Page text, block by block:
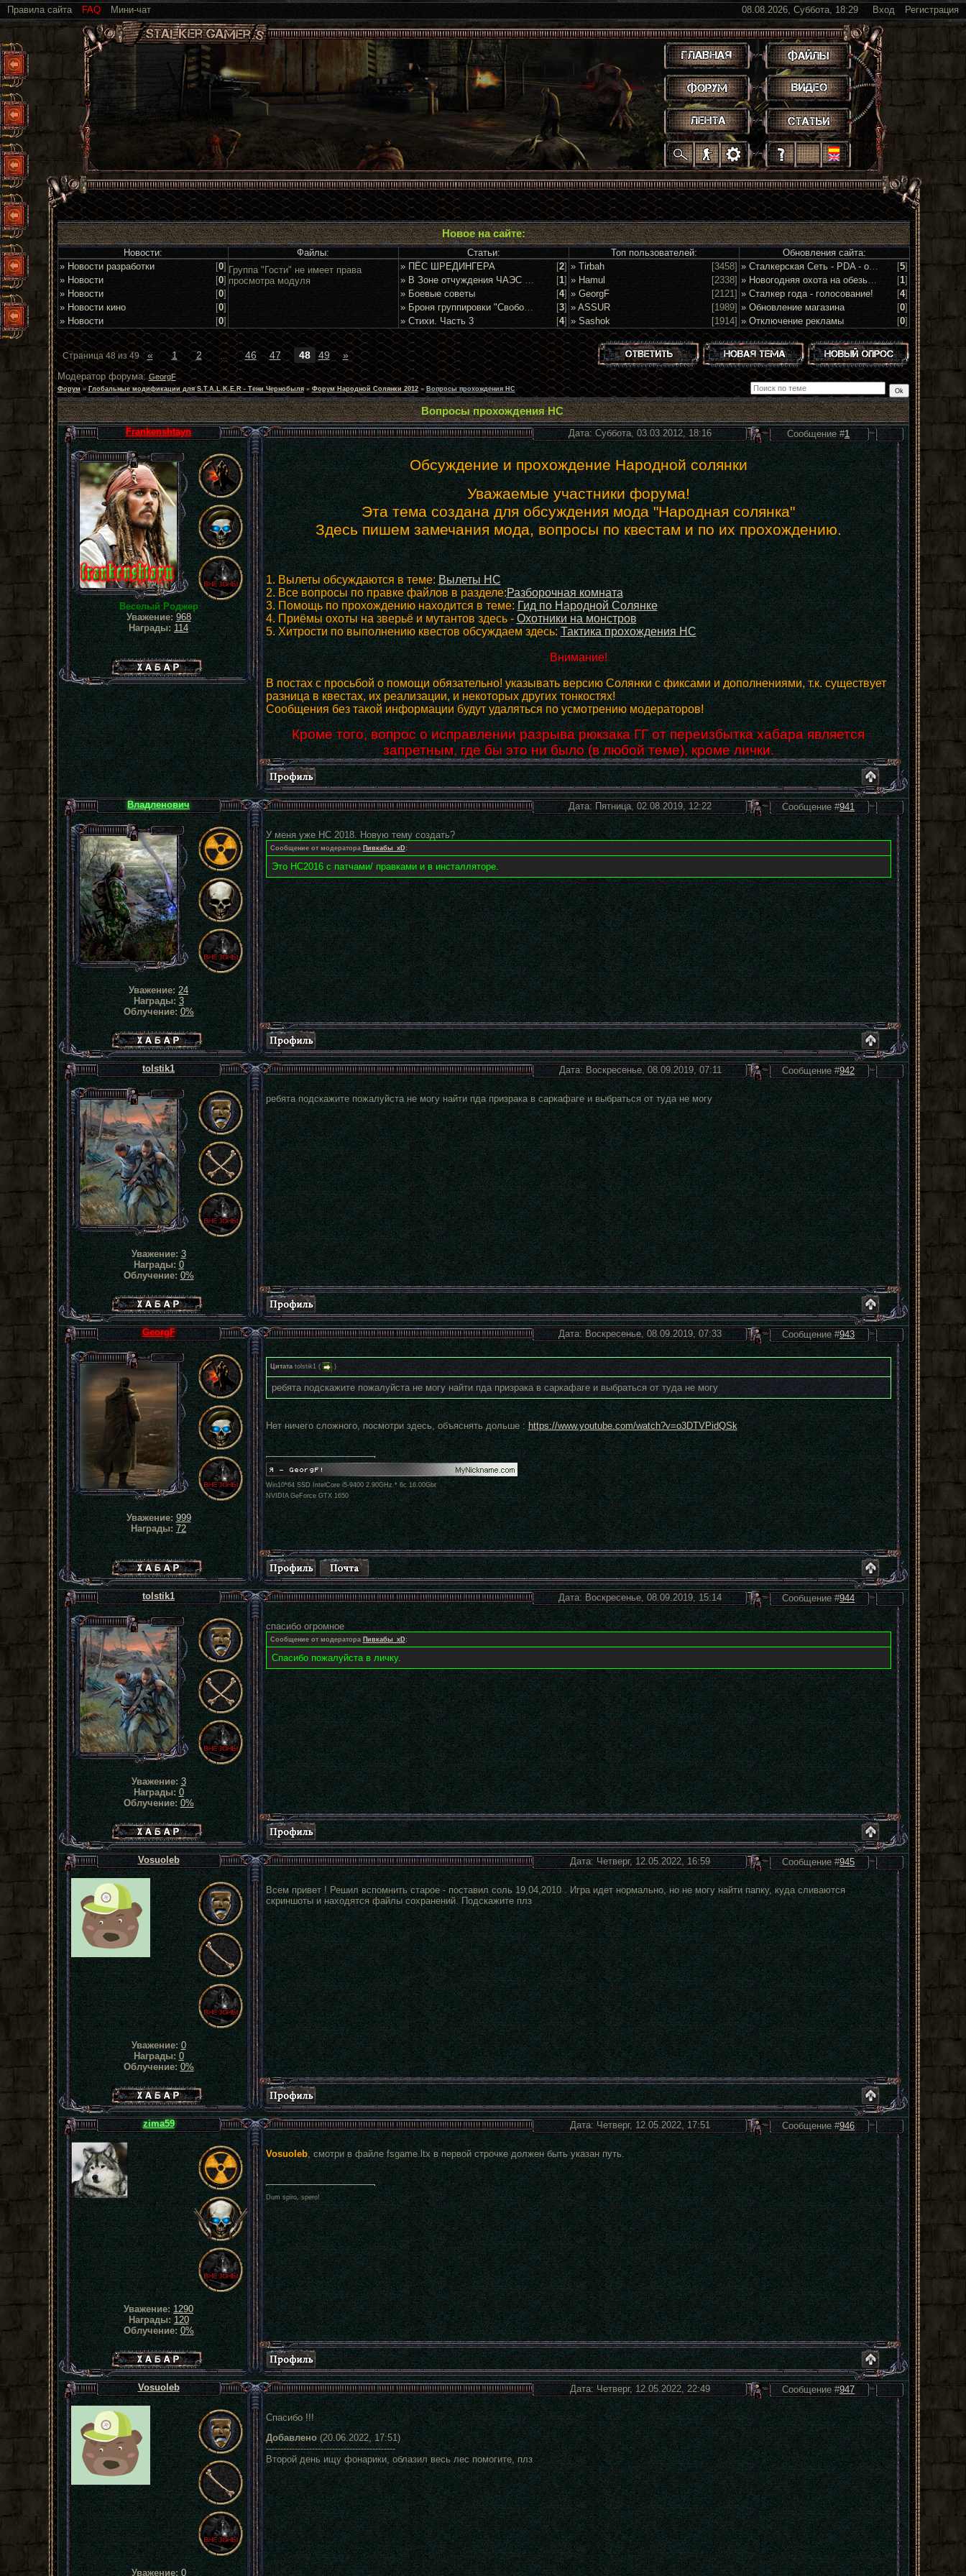
Правила сайта FAQ Мини-чат Вход Регистрация
08.08.2026, Суббота, 18:29
.
.
.
.
.
.
. . . . .
Новое на сайте:
Новости: Файлы: Статьи: Топ пользователей:
Обновления сайта:
» Новости разработки
[0]
» Новости
[0]
» Новости
[0]
» Новости кино
[0]
» Новости
[0]
Группа "Гости" не имеет права
просмотра модуля
» ПЁС ШРЕДИНГЕРА [2]
» В Зоне отчуждения ЧАЭС задержан очередной сталкер
[1]
» Боевые советы
[4]
» Броня группировки "Свобода"
[3]
» Стихи. Часть 3
[4]
» Tirbah
[3458]
» Hamul
[2338]
» GeorgF
[2121]
» ASSUR
[1989]
» Sashok
[1914]
» Сталкерская Сеть - PDA - обсуждение и предложения [5]
» Новогодняя охота на обезьян 2016!
[1]
» Сталкер года - голосование!
[4]
» Обновление магазина
[0]
» Отключение рекламы
[0]
Страница48 из49 « 1 2 … 46 47 48 49 »
Модератор форума:GeorgF
Форум » Глобальные модификации для S.T.A.L.K.E.R - Тени Чернобыля » Форум Народной Солянки 2012 » Вопросы прохождения НС
Вопросы прохождения НС
Дата: Суббота, 03.03.2012, 18:16 Сообщение #1
Обсуждение и прохождение Народной солянки
Уважаемые участники форума!
Эта тема создана для обсуждения мода "Народная солянка"
Здесь пишем замечания мода, вопросы по квестам и по их прохождению.
1. Вылеты обсуждаются в теме:Вылеты НС
2. Все вопросы по правке файлов в разделе:Разборочная комната
3. Помощь по прохождению находится в теме:Гид по Народной Солянке
4. Приёмы охоты на зверьё и мутантов здесь -Охотники на монстров
5. Хитрости по выполнению квестов обсуждаем здесь:Тактика прохождения НС
Внимание!
В постах с просьбой о помощи обязательно! указывать версию Солянки с фиксами и дополнениями, т.к. существует
разница в квестах, их реализации, и некоторых других тонкостях!
Сообщения без такой информации будут удаляться по усмотрению модераторов!
Кроме того, вопрос о исправлении разрыва рюкзака ГГ от переизбытка хабара является
запретным, где бы это ни было (в любой теме), кроме лички.
Frankenshtayn
Веселый Роджер
Уважение:968
Награды: 114
Хабар сталкера
Дата: Пятница, 02.08.2019, 12:22 Сообщение #941
У меня уже НС 2018. Новую тему создать?
Сообщение от модератора Пивкабы_xD :
Это НС2016 с патчами/ правками и в инсталляторе.
Владленович
Уважение: 24
Награды: 3
Облучение:0%
Хабар сталкера
Дата: Воскресенье, 08.09.2019, 07:11 Сообщение #942
ребята подскажите пожалуйста не могу найти пда призрака в саркафаге и выбраться от туда не могу
tolstik1
Уважение:3
Награды: 0
Облучение:0%
Хабар сталкера
Дата: Воскресенье, 08.09.2019, 07:33 Сообщение #943
Цитата tolstik1( )
ребята подскажите пожалуйста не могу найти пда призрака в саркафаге и выбраться от туда не могу
Нет ничего сложного, посмотри здесь, объяснять дольше :https://www.youtube.com/watch?v=o3DTVPidQSk
Win10*64 SSD IntelCore i5-9400 2.90GHz * 6c 16.00Gbt
NVIDIA GeForce GTX 1650
GeorgF
Уважение:999
Награды: 72
Хабар сталкера
Дата: Воскресенье, 08.09.2019, 15:14 Сообщение #944
спасибо огромное
Сообщение от модератора Пивкабы_xD :
Спасибо пожалуйста в личку.
tolstik1
Уважение:3
Награды: 0
Облучение:0%
Хабар сталкера
Дата: Четверг, 12.05.2022, 16:59 Сообщение #945
Всем привет ! Решил вспомнить старое - поставил соль 19,04,2010 . Игра идет нормально, но не могу найти папку, куда сливаются
скриншоты и находятся файлы сохранений. Подскажите плз
Vosuoleb
Уважение:0
Награды: 0
Облучение:0%
Хабар сталкера
Дата: Четверг, 12.05.2022, 17:51 Сообщение #946
Vosuoleb, смотри в файле fsgame.ltx в первой строчке должен быть указан путь.
Dum spiro, spero!
zima59
Уважение:1290
Награды: 120
Облучение:0%
Хабар сталкера
Дата: Четверг, 12.05.2022, 22:49 Сообщение #947
Спасибо !!!
Добавлено(20.06.2022, 17:51)
---------------------------------------------
Второй день ищу фонарики, облазил весь лес помогите, плз
Vosuoleb
Уважение:0